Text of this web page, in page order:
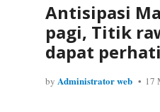
Antisipasi
pagi, Titik
dapat
by Administrator web 17